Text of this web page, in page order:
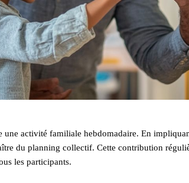
une activité familiale hebdomadaire. En
du planning collectif. Cette contribution
les participants.